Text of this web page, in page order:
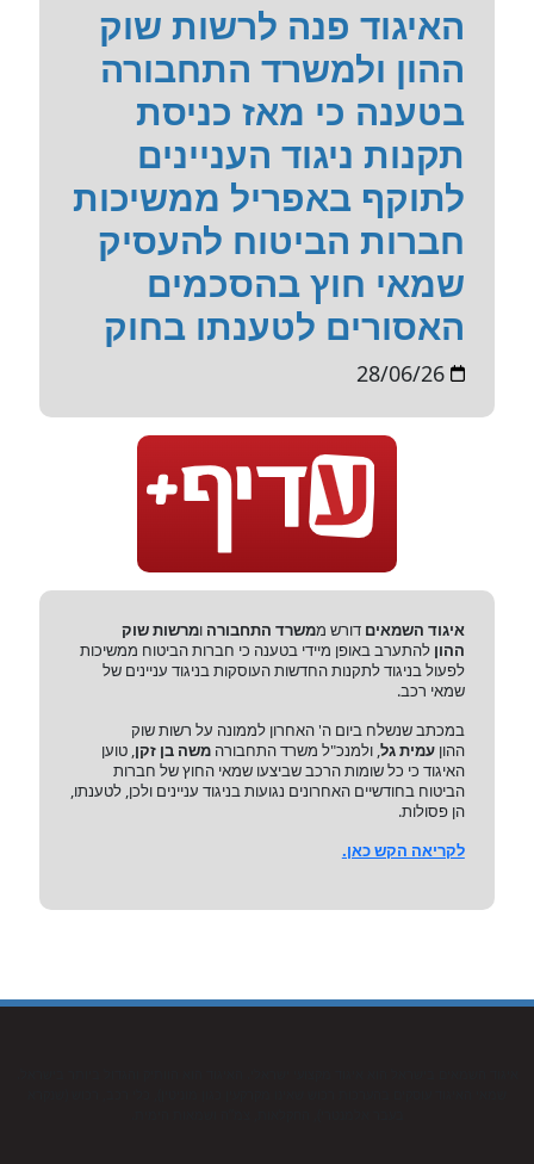
האיגוד פנה לרשות שוק
ההון ולמשרד התחבורה
בטענה כי מאז כניסת
תקנות ניגוד העניינים
לתוקף באפריל ממשיכות
חברות הביטוח להעסיק
שמאי חוץ בהסכמים
האסורים לטענתו בחוק
28/06/26
איגוד השמאיםדורש ממשרד התחבורה ומרשות שוק
ההון להתערב באופן מיידי בטענה כי חברות הביטוח ממשיכות
לפעול בניגוד לתקנות החדשות העוסקות בניגוד עניינים של
שמאי רכב.
במכתב שנשלח ביום ה' האחרון לממונה על רשות שוק
ההוןעמית גל, ולמנכ"ל משרד התחבורהמשה בן זקן, טוען
האיגוד כי כל שומות הרכב שביצעו שמאי החוץ של חברות
הביטוח בחודשיים האחרונים נגועות בניגוד עניינים ולכן, לטענתו,
הן פסולות.
לקריאה הקש כאן.